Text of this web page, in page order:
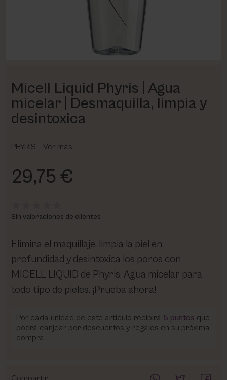
Micell Liquid Phyris | Agua
micelar | Desmaquilla, limpia y
desintoxica
PHYRIS Ver más
29,75 €
Sin valoraciones de clientes
Elimina el maquillaje, limpia la piel en
profundidad y desintoxica los poros con
MICELL LIQUID de Phyris. Agua micelar para
todo tipo de pieles. ¡Prueba ahora!
Por cada unidad de este articulo recibirá 5 puntos que
podrá canjear por descuentos y regalos en su próxima
compra.
VICTORIA VYNN